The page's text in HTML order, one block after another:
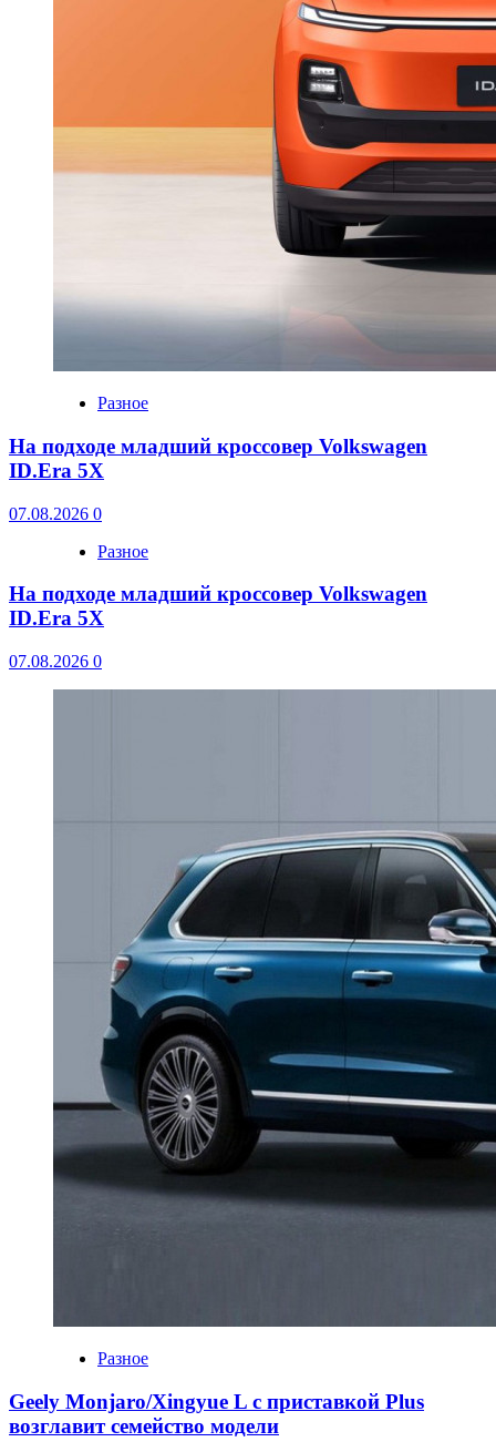
Разное
На подходе младший кроссовер Volkswagen
ID.Era 5X
07.08.2026 0
Разное
На подходе младший кроссовер Volkswagen
ID.Era 5X
07.08.2026 0
Разное
Geely Monjaro/Xingyue L с приставкой Plus
возглавит семейство модели